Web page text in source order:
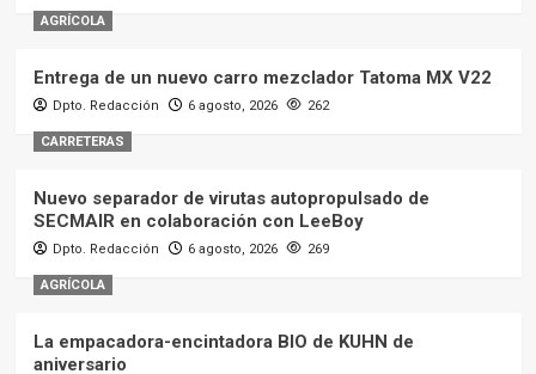
AGRÍCOLA
Entrega de un nuevo carro mezclador Tatoma MX V22
Dpto. Redacción 6 agosto, 2026 262
CARRETERAS
Nuevo separador de virutas autopropulsado de
SECMAIR en colaboración con LeeBoy
Dpto. Redacción 6 agosto, 2026 269
AGRÍCOLA
La empacadora-encintadora BIO de KUHN de
aniversario